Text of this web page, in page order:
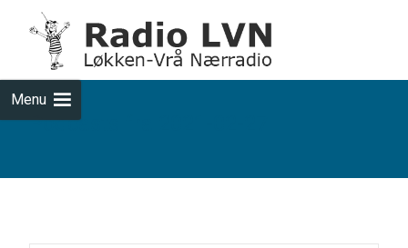
Menu
Podcasts fra 2021-02-27